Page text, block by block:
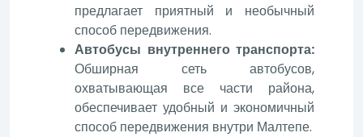
предлагает приятный и необычный
способ передвижения.
Автобусы внутреннего транспорта:
Обширная сеть автобусов,
охватывающая все части района,
обеспечивает удобный и экономичный
способ передвижения внутри Малтепе.